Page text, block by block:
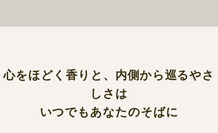
心をほどく香りと、内側から巡るやさ
しさは
いつでもあなたのそばに